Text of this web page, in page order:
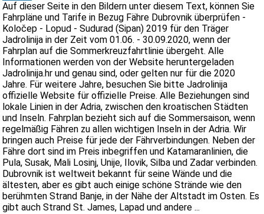
museen
Auf dieser Seite in den Bildern unter diesem Text, können Sie
Fahrpläne und Tarife in Bezug Fähre Dubrovnik überprüfen -
Koločep - Lopud - Sudurad (Sipan) 2019 für den Träger
Jadrolinija in der Zeit vom 01.06. - 30.09.2020, wenn der
Fahrplan auf die Sommerkreuzfahrtlinie übergeht. Alle
Informationen werden von der Website heruntergeladen
Jadrolinija.hr und genau sind, oder gelten nur für die 2020
Jahre. Für weitere Jahre, besuchen Sie bitte Jadrolinija
offizielle Website für offizielle Preise. Alle Beziehungen sind
lokale Linien in der Adria, zwischen den kroatischen Städten
und Inseln. Fahrplan bezieht sich auf die Sommersaison, wenn
regelmäßig Fähren zu allen wichtigen Inseln in der Adria. Wir
bringen auch Preise für jede der Fährverbindungen. Neben der
Fähre dort sind im Preis inbegriffen und Katamaranlinien, die
Pula, Susak, Mali Losinj, Unije, Ilovik, Silba und Zadar verbinden.
Dubrovnik ist weltweit bekannt für seine Wände und die
ältesten, aber es gibt auch einige schöne Strände wie den
berühmten Strand Banje, in der Nähe der Altstadt im Osten. Es
gibt auch Strand St. James, Lapad und andere ...